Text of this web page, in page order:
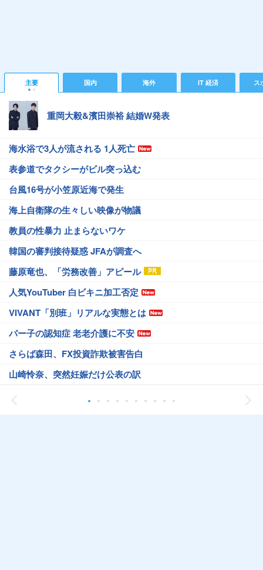
主要 国内 海外 IT 経済 ス
重岡大毅&濱田崇裕 結婚W発表
海水浴で3人が流される 1人死亡
表参道でタクシーがビル突っ込む
台風16号が小笠原近海で発生
海上自衛隊の生々しい映像が物議
教員の性暴力 止まらないワケ
韓国の審判接待疑惑 JFAが調査へ
藤原竜也、「労務改善」アピール
人気YouTuber 白ビキニ加工否定
VIVANT「別班」リアルな実態とは
パー子の認知症 老老介護に不安
さらば森田、FX投資詐欺被害告白
山崎怜奈、突然妊娠だけ公表の訳